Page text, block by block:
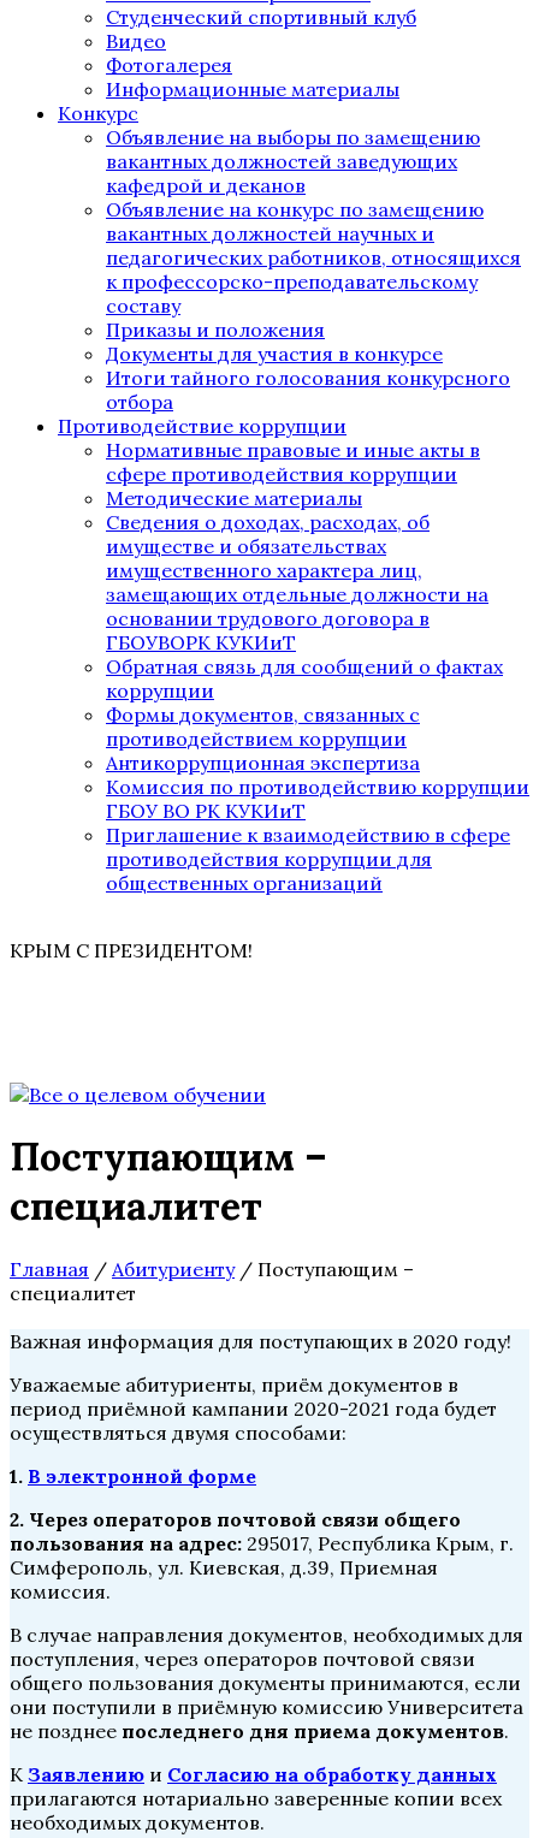
Студенческий спортивный клуб
Видео
Фотогалерея
Информационные материалы
Конкурс
Объявление на выборы по замещению
вакантных должностей заведующих
кафедрой и деканов
Объявление на конкурс по замещению
вакантных должностей научных и
педагогических работников, относящихся
к профессорско-преподавательскому
составу
Приказы и положения
Документы для участия в конкурсе
Итоги тайного голосования конкурсного
отбора
Противодействие коррупции
Нормативные правовые и иные акты в
сфере противодействия коррупции
Методические материалы
Сведения о доходах, расходах, об
имуществе и обязательствах
имущественного характера лиц,
замещающих отдельные должности на
основании трудового договора в
ГБОУВОРК КУКИиТ
Обратная связь для сообщений о фактах
коррупции
Формы документов, связанных с
противодействием коррупции
Антикоррупционная экспертиза
Комиссия по противодействию коррупции
ГБОУ ВО РК КУКИиТ
Приглашение к взаимодействию в сфере
противодействия коррупции для
общественных организаций
КРЫМ С ПРЕЗИДЕНТОМ!
Поступающим –
специалитет
Главная / Абитуриенту/ Поступающим –
специалитет
Важная информация для поступающих в 2020 году!
Уважаемые абитуриенты, приём документов в
период приёмной кампании 2020-2021 года будет
осуществляться двумя способами:
1. В электронной форме
2. Через операторов почтовой связи общего
пользования на адрес: 295017, Республика Крым, г.
Симферополь, ул. Киевская, д.39, Приемная
комиссия.
В случае направления документов, необходимых для
поступления, через операторов почтовой связи
общего пользования документы принимаются, если
они поступили в приёмную комиссию Университета
не позднее последнего дня приема документов.
К Заявлению и Согласию на обработку данных
прилагаются нотариально заверенные копии всех
необходимых документов.